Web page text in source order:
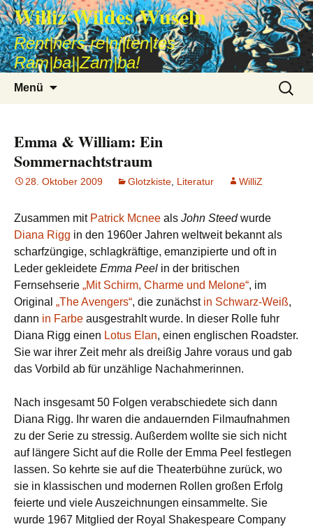
Williz Wildes Wuseln
Rent|ners re|ni|ten|tes
Ram|ba||Zam|ba!
Menü
Suche
nach:
Emma & William: Ein
Sommernachtstraum
28. Oktober 2009 Glotzkiste Literatur WilliZ
Zusammen mit Patrick Mcnee als John Steedwurde
Diana Rigg in den 1960er Jahren weltweit bekannt als
scharfzüngige, schlagkräftige, emanzipierte und oft in
Leder gekleidete Emma Peel in der britischen
Fernsehserie „Mit Schirm, Charme und Melone“, im
Original „The Avengers“, die zunächst in Schwarz-Weiß,
dann in Farbe ausgestrahlt wurde. In dieser Rolle fuhr
Diana Rigg einen Lotus Elan, einen englischen Roadster.
Sie war ihrer Zeit mehr als dreißig Jahre voraus und gab
das Vorbild ab für unzählige Nachahmerinnen.
Nach insgesamt 50 Folgen verabschiedete sich dann
Diana Rigg. Ihr waren die andauernden Filmaufnahmen
zu der Serie zu stressig. Außerdem wollte sie sich nicht
auf längere Sicht auf die Rolle der Emma Peel festlegen
lassen. So kehrte sie auf die Theaterbühne zurück, wo
sie in klassischen und modernen Rollen großen Erfolg
feierte und viele Auszeichnungen einsammelte. Sie
wurde 1967 Mitglied der Royal Shakespeare Company